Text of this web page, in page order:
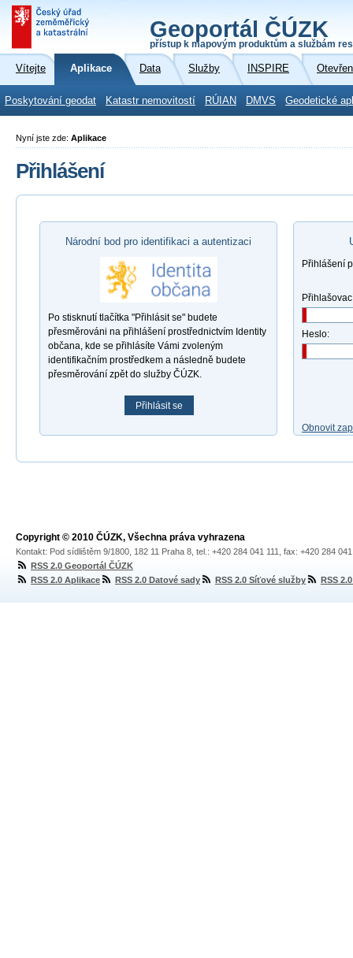
Geoportál ČÚZK
přístup k mapovým produktům a službám
Vítejte Aplikace Data Služby INSPIRE
Poskytování geodat Katastr nemovitostí RÚIAN DMVS Geodetické
Nyní jste zde: Aplikace
Přihlášení
Národní bod pro identifikaci a autentizaci
Po stisknutí tlačítka "Přihlásit se" budete
přesměrováni na přihlášení prostřednictvím Identity
občana, kde se přihlásíte Vámi zvoleným
identifikačním prostředkem a následně budete
přesměrování zpět do služby ČÚZK.
Přihlásit se
Přihlášení
Heslo:
Obnovit
Copyright © 2010 ČÚZK, Všechna práva vyhrazena
Kontakt: Pod sídlištěm 9/1800, 182 11 Praha 8, tel.: +420 284 041 111, fax: +420 284
RSS 2.0 Geoportál ČÚZK
RSS 2.0 Aplikace
RSS 2.0 Datové sady RSS 2.0 Síťové služby RSS